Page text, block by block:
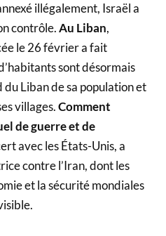
illégalement, Israël a
contrôle.Au Liban,
le 26 février a fait
sont désormais
du Liban de sa population et
villages.Comment
de guerre et de
avec les États-Unis, a
contre l’Iran, dont les
et la sécurité mondiales